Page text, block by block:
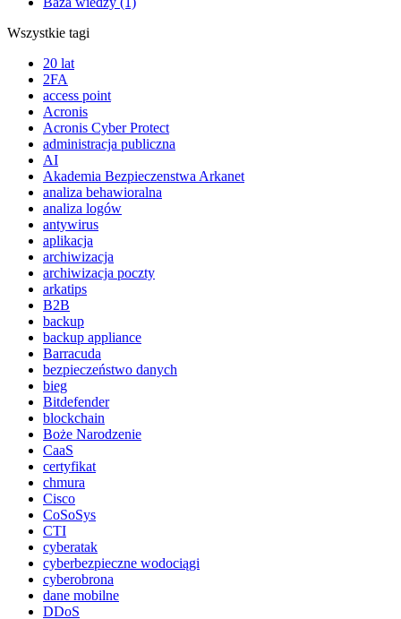
Wszystkie tagi
20 lat
2FA
access point
Acronis
Acronis Cyber Protect
administracja publiczna
AI
Akademia Bezpieczenstwa Arkanet
analiza behawioralna
analiza logów
antywirus
aplikacja
archiwizacja
archiwizacja poczty
arkatips
B2B
backup
backup appliance
Barracuda
bezpieczeństwo danych
bieg
Bitdefender
blockchain
Boże Narodzenie
CaaS
certyfikat
chmura
Cisco
CoSoSys
CTI
cyberatak
cyberbezpieczne wodociągi
cyberobrona
dane mobilne
DDoS